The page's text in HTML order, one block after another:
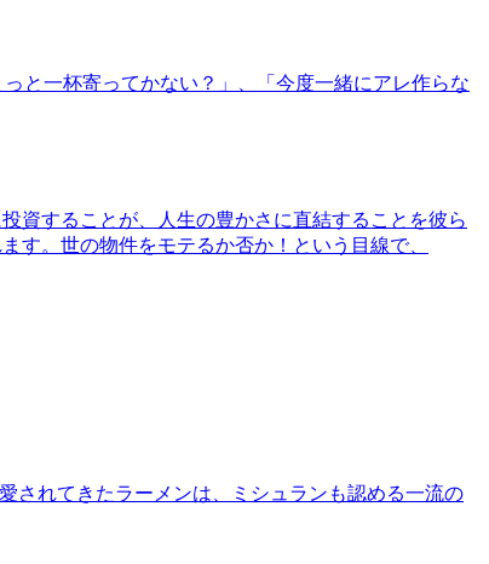
と一杯寄ってかない？」、「今度一緒にアレ作らな
資することが、人生の豊かさに直結することを彼ら
す。世の物件をモテるか否か！という目線で、
されてきたラーメンは、ミシュランも認める一流の